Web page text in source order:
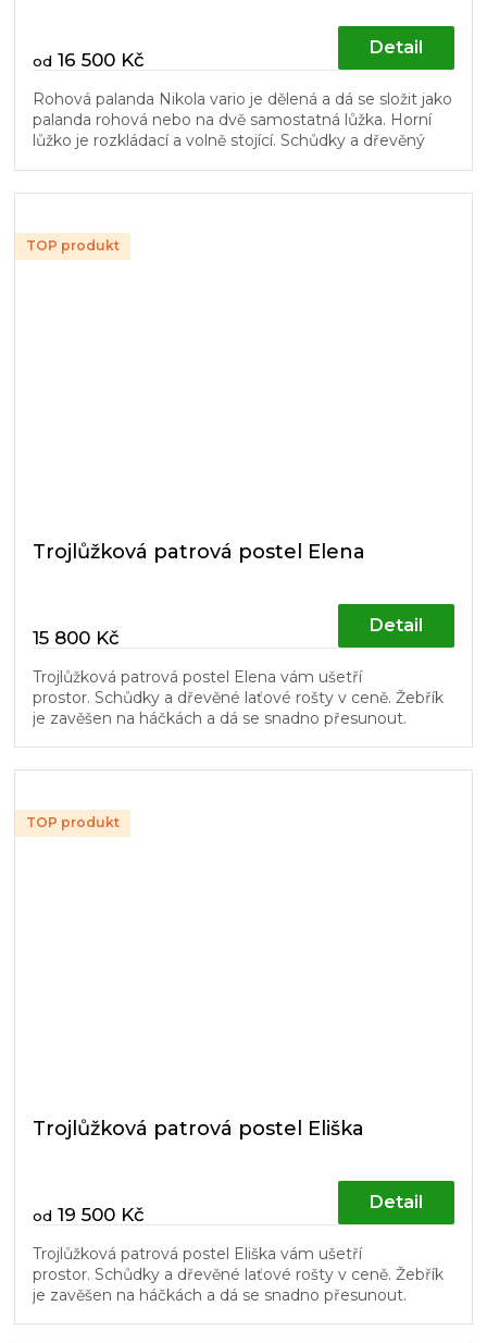
od 16 500 Kč
Detail
Rohová palanda Nikola vario je dělená a dá se složit jako
palanda rohová nebo na dvě samostatná lůžka. Horní
lůžko je rozkládací a volně stojící. Schůdky a dřevěný
TOP produkt
Trojlůžková patrová postel Elena
15 800 Kč
Detail
Trojlůžková patrová postel Elena vám ušetří
prostor. Schůdky a dřevěné laťové rošty v ceně. Žebřík
je zavěšen na háčkách a dá se snadno přesunout.
TOP produkt
Trojlůžková patrová postel Eliška
od 19 500 Kč
Detail
Trojlůžková patrová postel Eliška vám ušetří
prostor. Schůdky a dřevěné laťové rošty v ceně. Žebřík
je zavěšen na háčkách a dá se snadno přesunout.